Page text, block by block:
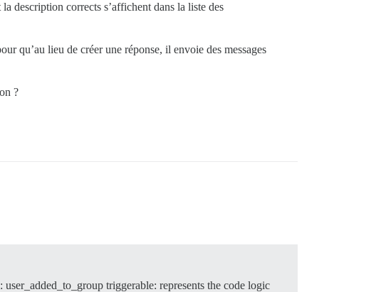
description corrects s’affichent dans la liste des
qu’au lieu de créer une réponse, il envoie des messages
?
triggerable: represents the code logic